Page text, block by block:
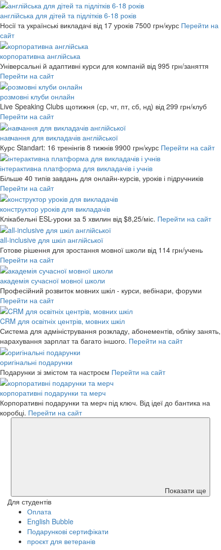
англійська для дітей та підлітків 6-18 років
Носії та українські викладачі від 17 уроків 7500 грн/курс Перейти на
сайт
корпоративна англійська
Універсальні й адаптивні курси для компаній від 995 грн/заняття
Перейти на сайт
розмовні клуби онлайн
Live Speaking Clubs щотижня (ср, чт, пт, сб, нд) від 299 грн/клуб
Перейти на сайт
навчання для викладачів англійської
Курс Standart: 16 тренінгів 8 тижнів 9900 грн/курс Перейти на сайт
інтерактивна платформа для викладачів і учнів
Більше 40 типів завдань для онлайн-курсів, уроків і підручників
Перейти на сайт
конструктор уроків для викладачів
Клікабельні ESL-уроки за 5 хвилин від $8,25/міс. Перейти на сайт
all-inclusive для шкіл англійської
Готове рішення для зростання мовної школи від 114 грн/учень
Перейти на сайт
академія сучасної мовної школи
Професійний розвиток мовних шкіл - курси, вебінари, форуми
Перейти на сайт
CRM для освітніх центрів, мовних шкіл
Система для адміністрування розкладу, абонементів, обліку занять,
нарахування зарплат та багато іншого. Перейти на сайт
оригінальні подарунки
Подарунки зі змістом та настроєм Перейти на сайт
корпоративні подарунки та мерч
Корпоративні подарунки та мерч під ключ. Від ідеї до бантика на
коробці. Перейти на сайт
Показати ще
Для студентів
Оплата
English Bubble
Подарункові сертифікати
проєкт для ветеранів